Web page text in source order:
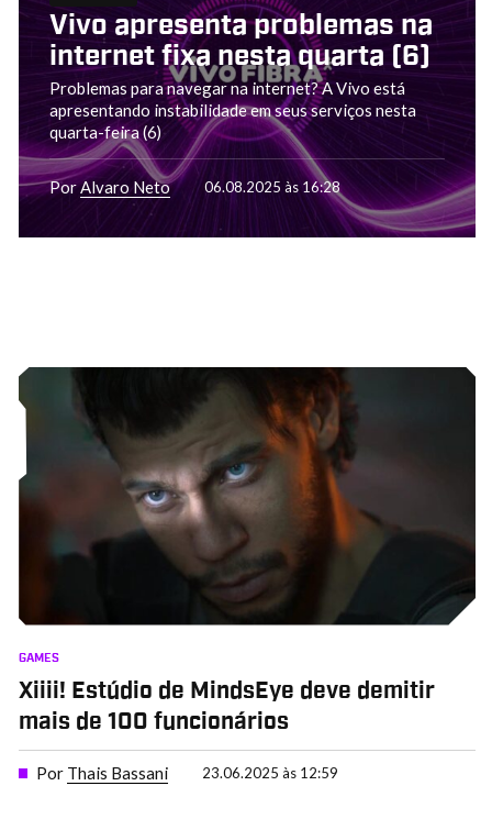
Vivo apresenta problemas na
internet fixa nesta quarta (6)
Problemas para navegar na internet? A Vivo está
apresentando instabilidade em seus serviços nesta
quarta-feira (6)
PorAlvaro Neto 06.08.2025 às 16:28
GAMES
Xiiii! Estúdio de MindsEye deve demitir
mais de 100 funcionários
Por Thais Bassani 23.06.2025 às 12:59